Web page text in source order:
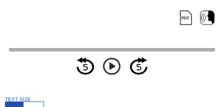
TEXT SIZE